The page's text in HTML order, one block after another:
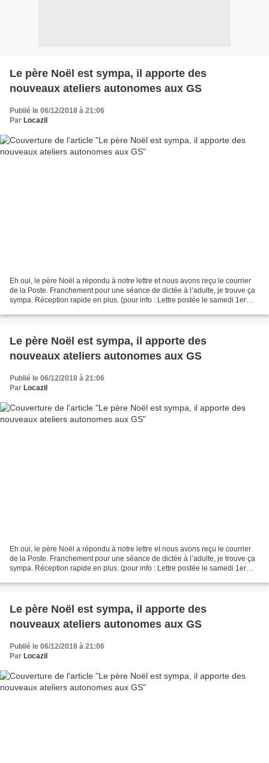
Le père Noël est sympa, il apporte des
nouveaux ateliers autonomes aux GS
Publié le 06/12/2018 à 21:06
Par Locazil
Eh oui, le père Noël a répondu à notre lettre et nous avons reçu le courrier
de la Poste. Franchement pour une séance de dictée à l’adulte, je trouve ça
sympa. Réception rapide en plus. (pour info : Lettre postée le samedi 1er
Le père Noël est sympa, il apporte des
nouveaux ateliers autonomes aux GS
Publié le 06/12/2018 à 21:06
Par Locazil
Eh oui, le père Noël a répondu à notre lettre et nous avons reçu le courrier
de la Poste. Franchement pour une séance de dictée à l’adulte, je trouve ça
sympa. Réception rapide en plus. (pour info : Lettre postée le samedi 1er
Le père Noël est sympa, il apporte des
nouveaux ateliers autonomes aux GS
Publié le 06/12/2018 à 21:06
Par Locazil